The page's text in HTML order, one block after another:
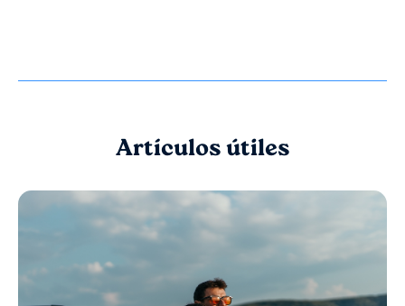
Artículos útiles